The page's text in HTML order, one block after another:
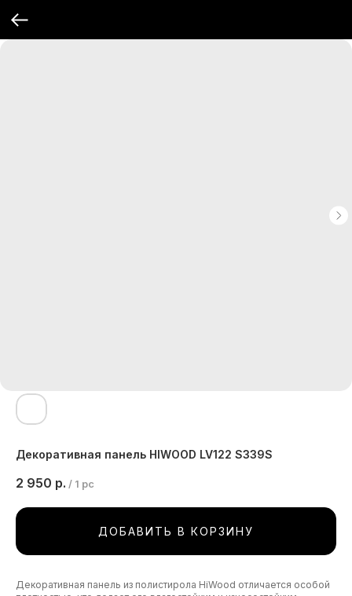
Декоративная панель HIWOOD LV122 S339S
2 950 р. / 1 pc
ДОБАВИТЬ В КОРЗИНУ
Декоративная панель из полистирола HiWood отличается особой